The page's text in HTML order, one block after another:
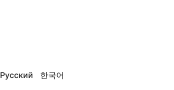
Русский 한국어